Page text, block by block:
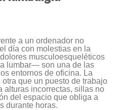
a un ordenador no
día con molestias en la
musculoesqueléticos
lumbar— son una de las
entornos de oficina. La
que un puesto de trabajo
alturas incorrectas, sillas no
del espacio que obliga a
durante horas.